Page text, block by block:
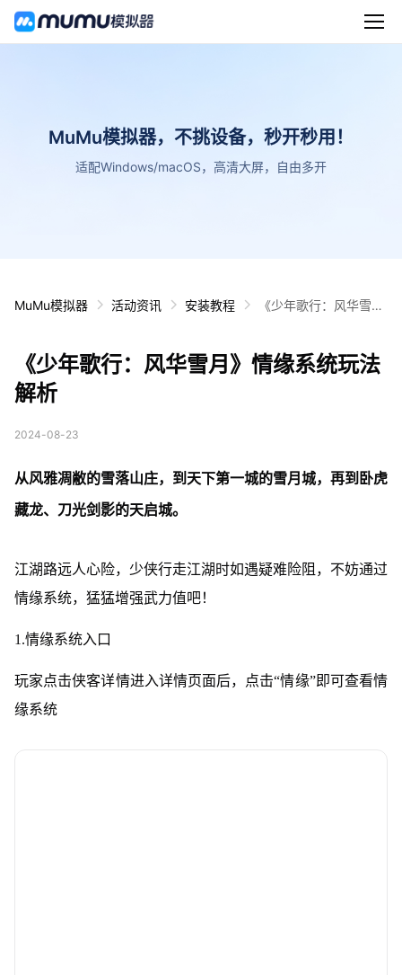
MuMu模拟器，不挑设备，秒开秒用！
适配Windows/macOS，高清大屏，自由多开
MuMu模拟器 活动资讯 安装教程
《少年歌行：风华雪
《少年歌行：风华雪月》情缘系统玩法
解析
2024-08-23
从风雅凋敝的雪落山庄，到天下第一城的雪月城，再到卧虎
藏龙、刀光剑影的天启城。
江湖路远人心险，少侠行走江湖时如遇疑难险阻，不妨通过
情缘系统，猛猛增强武力值吧！
1.情缘系统入口
玩家点击侠客详情进入详情页面后，点击“情缘”即可查看情
缘系统